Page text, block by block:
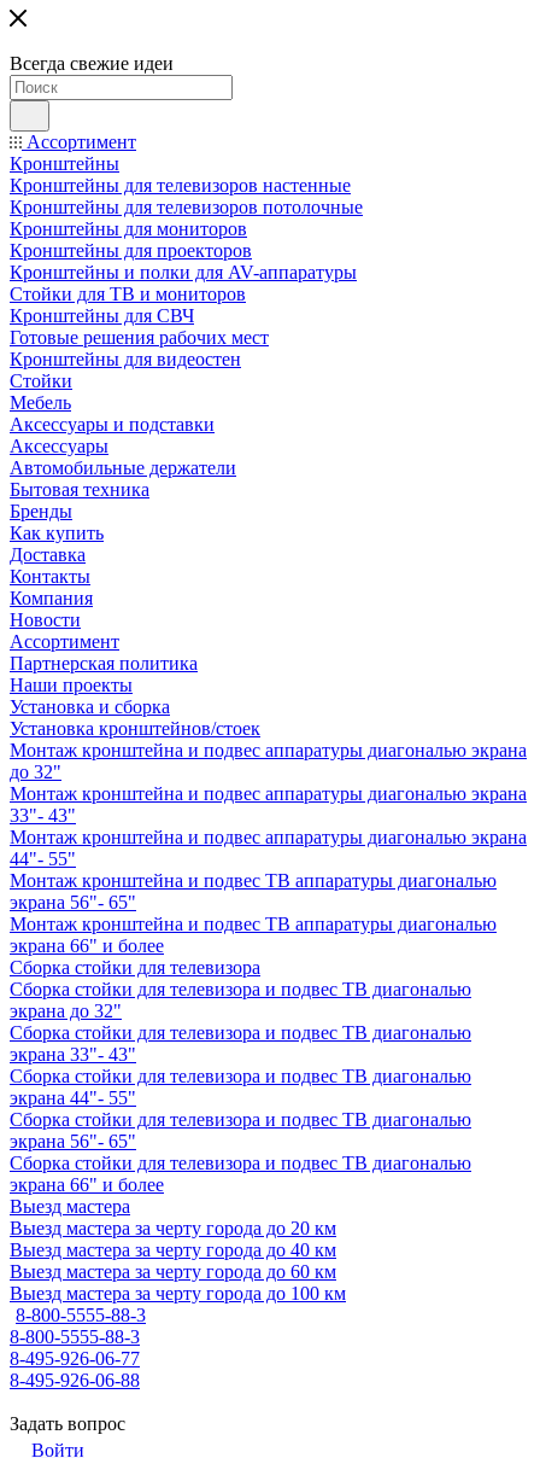
Всегда свежие идеи
Ассортимент
Кронштейны
Кронштейны для телевизоров настенные
Кронштейны для телевизоров потолочные
Кронштейны для мониторов
Кронштейны для проекторов
Кронштейны и полки для AV-аппаратуры
Стойки для ТВ и мониторов
Кронштейны для СВЧ
Готовые решения рабочих мест
Кронштейны для видеостен
Стойки
Мебель
Аксессуары и подставки
Аксессуары
Автомобильные держатели
Бытовая техника
Бренды
Как купить
Доставка
Контакты
Компания
Новости
Ассортимент
Партнерская политика
Наши проекты
Установка и сборка
Установка кронштейнов/стоек
Монтаж кронштейна и подвес аппаратуры диагональю экрана
до 32"
Монтаж кронштейна и подвес аппаратуры диагональю экрана
33"- 43"
Монтаж кронштейна и подвес аппаратуры диагональю экрана
44"- 55"
Монтаж кронштейна и подвес ТВ аппаратуры диагональю
экрана 56"- 65"
Монтаж кронштейна и подвес ТВ аппаратуры диагональю
экрана 66" и более
Сборка стойки для телевизора
Сборка стойки для телевизора и подвес ТВ диагональю
экрана до 32"
Сборка стойки для телевизора и подвес ТВ диагональю
экрана 33"- 43"
Сборка стойки для телевизора и подвес ТВ диагональю
экрана 44"- 55"
Сборка стойки для телевизора и подвес ТВ диагональю
экрана 56"- 65"
Сборка стойки для телевизора и подвес ТВ диагональю
экрана 66" и более
Выезд мастера
Выезд мастера за черту города до 20 км
Выезд мастера за черту города до 40 км
Выезд мастера за черту города до 60 км
Выезд мастера за черту города до 100 км
8-800-5555-88-3
8-800-5555-88-3
8-495-926-06-77
8-495-926-06-88
Задать вопрос
Войти